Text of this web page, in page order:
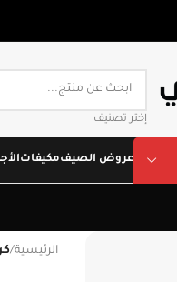
إختر تصنيف
عروض الصيفمكيفات
الرئيسية/